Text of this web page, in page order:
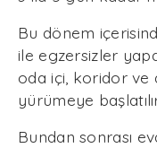
Bu dönem
ile egzersizler
oda içi, koridor ve
yürümeye
Bundan sonrası